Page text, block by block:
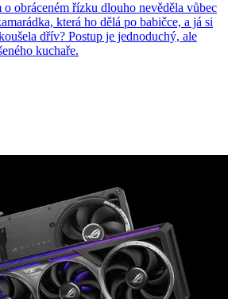
o obráceném řízku dlouho nevěděla vůbec
která ho dělá po babičce, a já si
dřív? Postup je jednoduchý, ale
kuchaře.